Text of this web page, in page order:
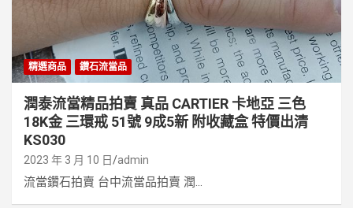
精選商品 鑽石流當品
潤泰流當精品拍賣 真品 CARTIER 卡地亞 三色
18K金 三環戒 51號 9成5新 附收藏盒 特價出清
KS030
2023 年 3 月 10 日 admin
流當鑽石拍賣 台中流當品拍賣 潤...